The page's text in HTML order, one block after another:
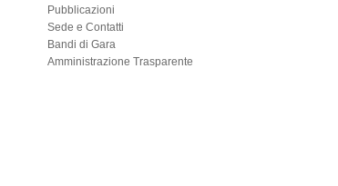
Pubblicazioni
Sede e Contatti
Bandi di Gara
Amministrazione Trasparente